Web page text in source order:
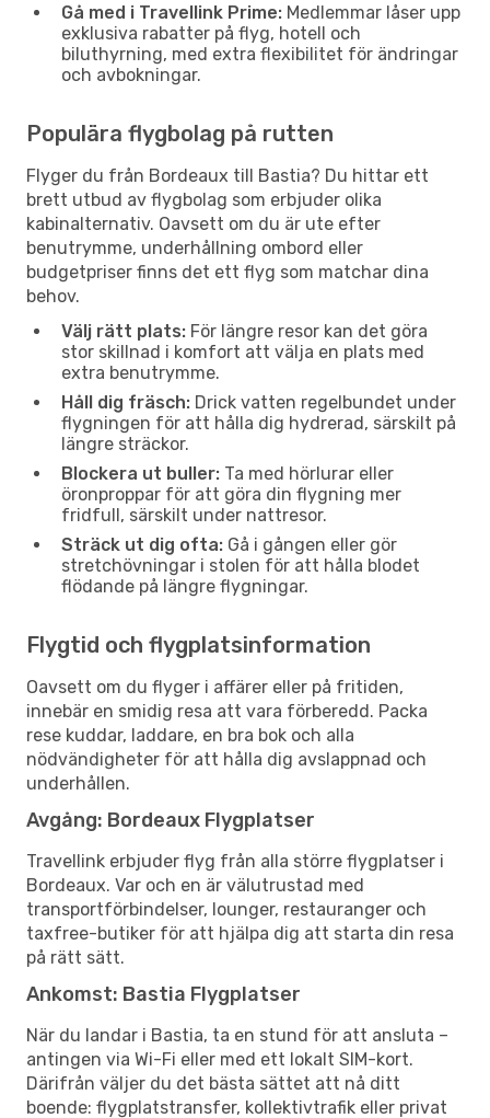
Gå med i Travellink Prime: Medlemmar låser upp
exklusiva rabatter på flyg, hotell och
biluthyrning, med extra flexibilitet för ändringar
och avbokningar.
Populära flygbolag på rutten
Flyger du från Bordeaux till Bastia? Du hittar ett
brett utbud av flygbolag som erbjuder olika
kabinalternativ. Oavsett om du är ute efter
benutrymme, underhållning ombord eller
budgetpriser finns det ett flyg som matchar dina
behov.
Välj rätt plats: För längre resor kan det göra
stor skillnad i komfort att välja en plats med
extra benutrymme.
Håll dig fräsch: Drick vatten regelbundet under
flygningen för att hålla dig hydrerad, särskilt på
längre sträckor.
Blockera ut buller: Ta med hörlurar eller
öronproppar för att göra din flygning mer
fridfull, särskilt under nattresor.
Sträck ut dig ofta: Gå i gången eller gör
stretchövningar i stolen för att hålla blodet
flödande på längre flygningar.
Flygtid och flygplatsinformation
Oavsett om du flyger i affärer eller på fritiden,
innebär en smidig resa att vara förberedd. Packa
rese kuddar, laddare, en bra bok och alla
nödvändigheter för att hålla dig avslappnad och
underhållen.
Avgång: Bordeaux Flygplatser
Travellink erbjuder flyg från alla större flygplatser i
Bordeaux. Var och en är välutrustad med
transportförbindelser, lounger, restauranger och
taxfree-butiker för att hjälpa dig att starta din resa
på rätt sätt.
Ankomst: Bastia Flygplatser
När du landar i Bastia, ta en stund för att ansluta –
antingen via Wi-Fi eller med ett lokalt SIM-kort.
Därifrån väljer du det bästa sättet att nå ditt
boende: flygplatstransfer, kollektivtrafik eller privat